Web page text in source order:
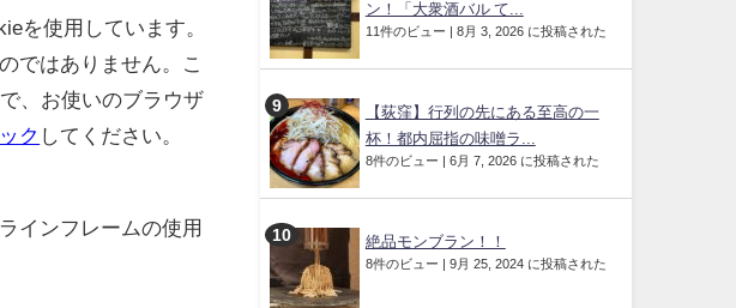
を使用しています。
ではありません。こ
、お使いのブラウザ
ク してください。
インフレームの使用
ン！「大衆酒バル て...
11件のビュー | 8月 3, 2026 に投稿された
【荻窪】行列の先にある至高の一
杯！都内屈指の味噌ラ...
8件のビュー | 6月 7, 2026 に投稿された
絶品モンブラン！！
8件のビュー | 9月 25, 2024 に投稿された